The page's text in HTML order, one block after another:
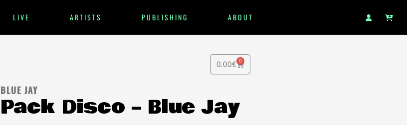
LIVE ARTISTS PUBLISHING ABOUT
0.00€ 0
BLUE JAY
Pack Disco – Blue Jay